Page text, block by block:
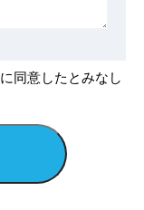
に同意したとみなし